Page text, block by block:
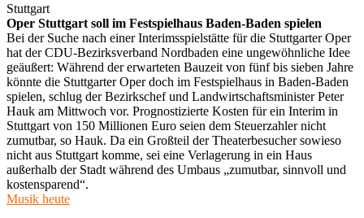
Stuttgart
Oper Stuttgart soll im Festspielhaus Baden-Baden spielen
Bei der Suche nach einer Interimsspielstätte für die Stuttgarter Oper
hat der CDU-Bezirksverband Nordbaden eine ungewöhnliche Idee
geäußert: Während der erwarteten Bauzeit von fünf bis sieben Jahre
könnte die Stuttgarter Oper doch im Festspielhaus in Baden-Baden
spielen, schlug der Bezirkschef und Landwirtschaftsminister Peter
Hauk am Mittwoch vor. Prognostizierte Kosten für ein Interim in
Stuttgart von 150 Millionen Euro seien dem Steuerzahler nicht
zumutbar, so Hauk. Da ein Großteil der Theaterbesucher sowieso
nicht aus Stuttgart komme, sei eine Verlagerung in ein Haus
außerhalb der Stadt während des Umbaus „zumutbar, sinnvoll und
kostensparend“.
Musik heute